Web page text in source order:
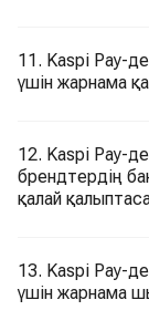
11. Kaspi Pay-
үшін жарнама
12. Kaspi Pay-
брендтердің
қалай
13. Kaspi Pay-
үшін жарнама